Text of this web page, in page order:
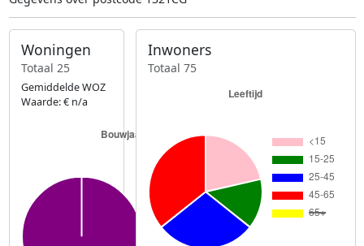
Woningen
Totaal 25
Gemiddelde WOZ
Waarde: € n/a
Inwoners
Totaal 75